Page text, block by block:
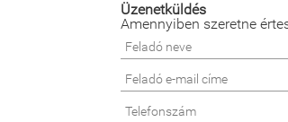
Üzenetküldés
Amennyiben szeretne